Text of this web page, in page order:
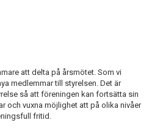
att delta på årsmötet. Som vi
medlemmar till styrelsen. Det är
så att föreningen kan fortsätta sin
och vuxna möjlighet att på olika nivåer
fritid.